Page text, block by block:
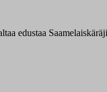
edustaa